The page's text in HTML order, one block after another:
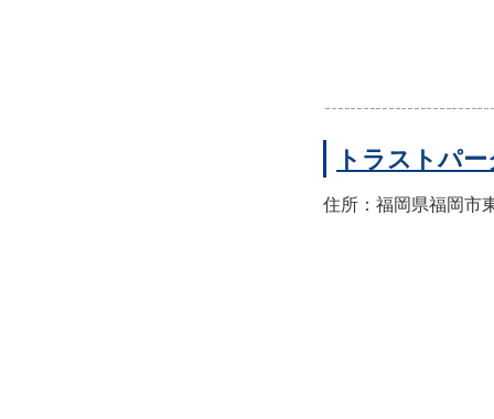
トラストパ
住所：福岡県福岡市